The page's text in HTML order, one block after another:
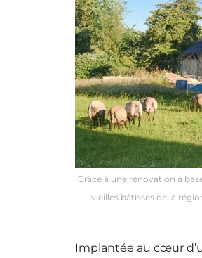
Grâce à une rénovation à
vieilles bâtisses de la
Implantée au cœur